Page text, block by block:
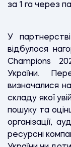
за 1 га через
У
відбулося
Champions
України.
визначалися
складу якої
пошуку та
організації,
ресурсні